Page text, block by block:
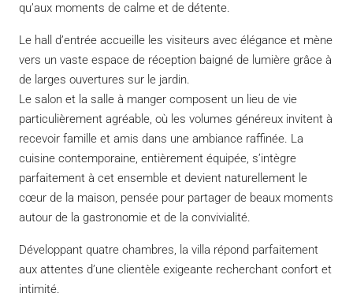
qu’aux moments de calme et de détente.
Le hall d’entrée accueille les visiteurs avec élégance et mène
vers un vaste espace de réception baigné de lumière grâce à
de larges ouvertures sur le jardin.
Le salon et la salle à manger composent un lieu de vie
particulièrement agréable, où les volumes généreux invitent à
recevoir famille et amis dans une ambiance raffinée. La
cuisine contemporaine, entièrement équipée, s’intègre
parfaitement à cet ensemble et devient naturellement le
cœur de la maison, pensée pour partager de beaux moments
autour de la gastronomie et de la convivialité.
Développant quatre chambres, la villa répond parfaitement
aux attentes d’une clientèle exigeante recherchant confort et
intimité.